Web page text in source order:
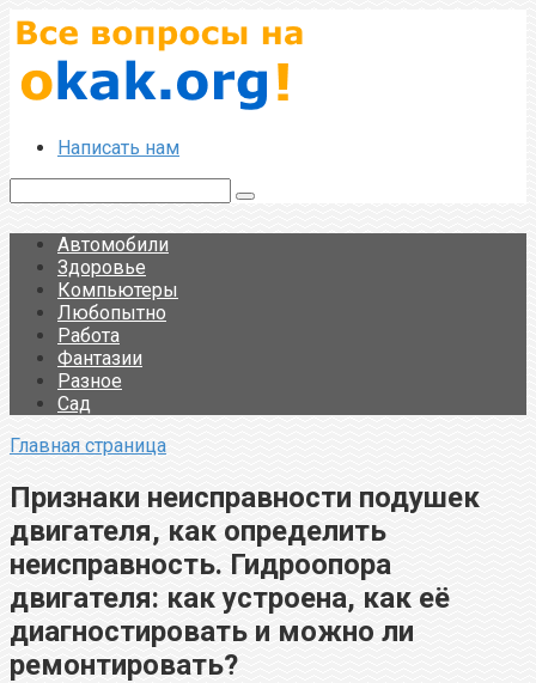
Перейти
к
контенту
Написать нам
Автомобили
Здоровье
Компьютеры
Любопытно
Работа
Фантазии
Разное
Сад
Главная страница
Признаки неисправности подушек
двигателя, как определить
неисправность. Гидроопора
двигателя: как устроена, как её
диагностировать и можно ли
ремонтировать?